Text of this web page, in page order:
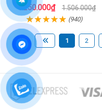
1.250.000₫ 1.506.000₫
(940)
1 2